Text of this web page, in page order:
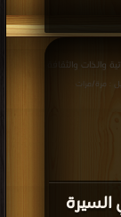
والذات والثقافة
: مرة/مرات